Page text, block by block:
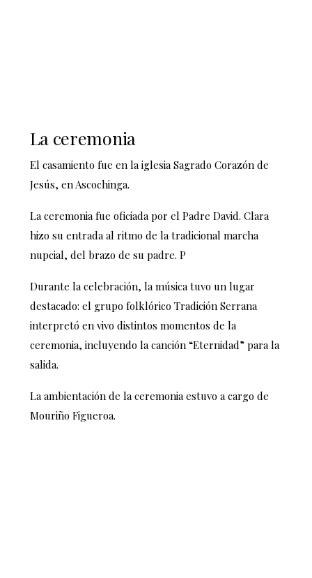
La ceremonia
El casamiento fue en la iglesiaSagrado Corazón de
Jesús, en Ascochinga.
La ceremonia fue oficiada por el Padre David. Clara
hizo su entrada al ritmo de la tradicional marcha
nupcial, del brazo de su padre. P
Durante la celebración, la música tuvo un lugar
destacado: el grupo folklórico Tradición Serrana
interpretó en vivo distintos momentos de la
ceremonia, incluyendo la canción “Eternidad” para la
salida.
La ambientación de la ceremonia estuvo a cargo de
Mouriño Figueroa.